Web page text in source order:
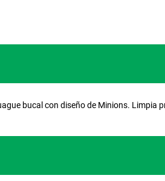
bucal con diseño de Minions. Limpia